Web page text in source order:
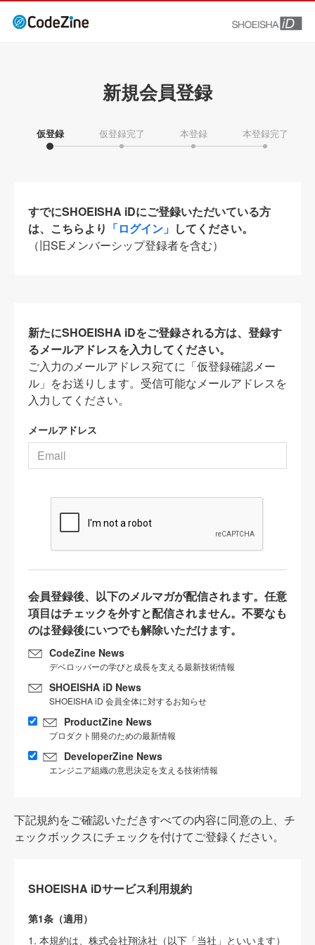
新規会員登録
仮登録 仮登録完了 本登録 本登録完了
すでにSHOEISHA iDにご登録いただいている方
は、こちらより 「ログイン」 してください。
（旧SEメンバーシップ登録者を含む）
新たにSHOEISHA iDをご登録される方は、登録す
るメールアドレスを入力してください。
ご入力のメールアドレス宛てに「仮登録確認メー
ル」をお送りします。受信可能なメールアドレスを
入力してください。
メールアドレス
会員登録後、以下のメルマガが配信されます。任意
項目はチェックを外すと配信されません。不要なも
のは登録後にいつでも解除いただけます。
CodeZine News
デベロッパーの学びと成長を支える最新技術情報
SHOEISHA iD News
SHOEISHA iD 会員全体に対するお知らせ
ProductZine News
プロダクト開発のための最新情報
DeveloperZine News
エンジニア組織の意思決定を支える技術情報
下記規約をご確認いただきすべての内容に同意の上、チ
ェックボックスにチェックを付けてご登録ください。
SHOEISHA iDサービス利用規約
第1条（適用）
1. 本規約は、株式会社翔泳社（以下「当社」といいます）